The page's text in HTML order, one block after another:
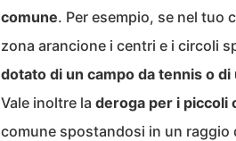
comune. Per esempio, se nel tuo
zona arancione i centri e i circoli
dotato di un campo da tennis o di
Vale inoltre la deroga per i piccoli
comune spostandosi in un